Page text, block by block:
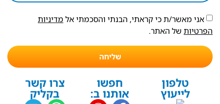
אני מאשר/ת כי קראתי, הבנתי והסכמתי אל מדיניות
הפרטיות של האתר.
שליחה
טלפון
לייעוץ
חפשו
אותנו ב:
צרו קשר
בקליק